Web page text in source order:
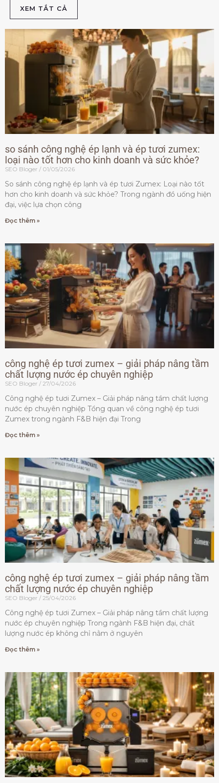
XEM TẮT CẢ
so sánh công nghệ ép lạnh và ép tươi zumex:
loại nào tốt hơn cho kinh doanh và sức khỏe?
SEO Bloger 01/05/2026
So sánh công nghệ ép lạnh và ép tươi Zumex: Loại nào tốt
hơn cho kinh doanh và sức khỏe? Trong ngành đồ uống hiện
đại, việc lựa chọn công
Đọc thêm »
công nghệ ép tươi zumex – giải pháp nâng tầm
chất lượng nước ép chuyên nghiệp
SEO Bloger 27/04/2026
Công nghệ ép tươi Zumex – Giải pháp nâng tầm chất lượng
nước ép chuyên nghiệp Tổng quan về công nghệ ép tươi
Zumex trong ngành F&B hiện đại Trong
Đọc thêm »
công nghệ ép tươi zumex – giải pháp nâng tầm
chất lượng nước ép chuyên nghiệp
SEO Bloger 25/04/2026
Công nghệ ép tươi Zumex – Giải pháp nâng tầm chất lượng
nước ép chuyên nghiệp Trong ngành F&B hiện đại, chất
lượng nước ép không chỉ nằm ở nguyên
Đọc thêm »